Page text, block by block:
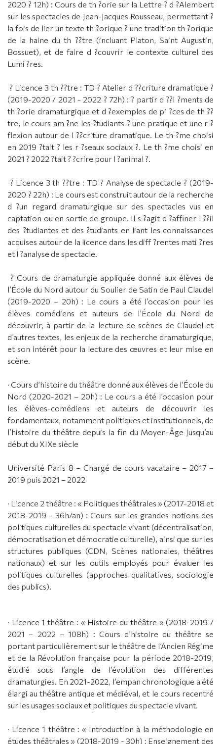
2020 ? 12h) : Cours de th ?orie sur la Lettre ? d ?Alembert
sur les spectacles de Jean-Jacques Rousseau, permettant ?
la fois de lier un texte th ?orique ? une tradition th ?orique
de la haine du th ??tre (incluant Platon, Saint Augustin,
Bossuet), et de faire d ?couvrir le contexte culturel des
Lumi ?res.
? Licence 3 th ??tre : TD ? Atelier d ??criture dramatique ?
(2019-2020 / 2021 - 2022 ? 72h) : ? partir d ??l ?ments de
th ?orie dramaturgique et d ?exemples de pi ?ces de th ??
tre, le cours am ?ne les ?tudiants ? une pratique et une r ?
flexion autour de l ??criture dramatique. Le th ?me choisi
en 2019 ?tait ? les r ?seaux sociaux ?. Le th ?me choisi en
2021 ? 2022 ?tait ? ?crire pour l ?animal ?.
? Licence 3 th ??tre : TD ? Analyse de spectacle ? (2019-
2020 ? 22h) : Le cours est construit autour de la recherche
d ?un regard dramaturgique sur des spectacles vus en
captation ou en sortie de groupe. Il s ?agit d ?affiner l ??il
des ?tudiantes et des ?tudiants en liant les connaissances
acquises autour de la licence dans les diff ?rentes mati ?res
et l ?analyse de spectacle.
? Cours de dramaturgie appliquée donné aux élèves de
l’École du Nord autour du Soulier de Satin de Paul Claudel
(2019-2020 – 20h) : Le cours a été l’occasion pour les
élèves comédiens et auteurs de l’École du Nord de
découvrir, à partir de la lecture de scènes de Claudel et
d’autres textes, les enjeux de la recherche dramaturgique,
et son intérêt pour la lecture des œuvres et leur mise en
scène.
· Cours d’histoire du théâtre donné aux élèves de l’École du
Nord (2020-2021 – 20h) : Le cours a été l’occasion pour
les élèves-comédiens et auteurs de découvrir les
fondamentaux, notamment politiques et institutionnels, de
l’histoire du théâtre depuis la fin du Moyen-Âge jusqu’au
début du XIXe siècle
Université Paris 8 – Chargé de cours vacataire – 2017 –
2019 puis 2021 – 2022
· Licence 2 théâtre : « Politiques théâtrales » (2017-2018 et
2018-2019 - 36h/an) : Cours sur les grandes notions des
politiques culturelles du spectacle vivant (décentralisation,
démocratisation et démocratie culturelle), ainsi que sur les
structures publiques (CDN, Scènes nationales, théâtres
nationaux) et sur les outils employés pour évaluer les
politiques culturelles (approches qualitatives, sociologie
des publics).
· Licence 1 théâtre : « Histoire du théâtre » (2018-2019 /
2021 – 2022 – 108h) : Cours d’histoire du théâtre se
portant particulièrement sur le théâtre de l’Ancien Régime
et de la Révolution française pour la période 2018-2019,
étudié sous l’angle de l’évolution des différentes
dramaturgies. En 2021-2022, l’empan chronologique a été
élargi au théâtre antique et médiéval, et le cours recentré
sur les usages sociaux et politiques du spectacle vivant.
· Licence 1 théâtre : « Introduction à la méthodologie en
études théâtrales » (2018-2019 - 30h) : Enseignement des